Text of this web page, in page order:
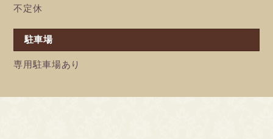
不定休
駐車場
専用駐車場あり